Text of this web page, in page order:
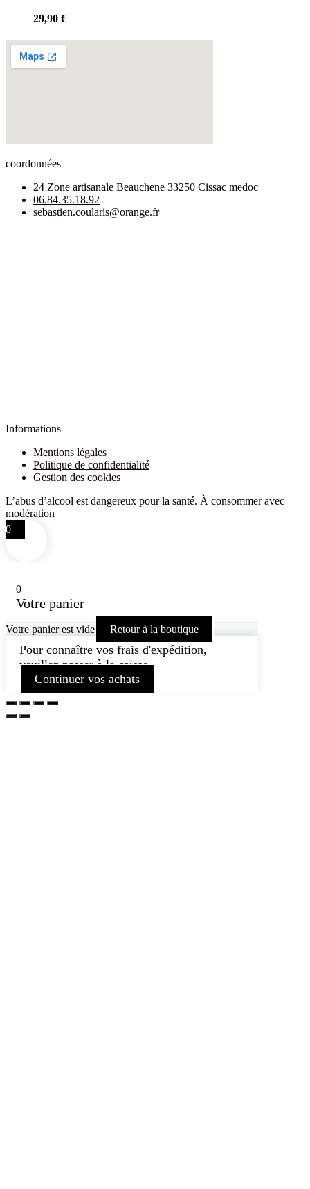
29,90 €
coordonnées
24 Zone artisanale Beauchene 33250 Cissac medoc
06.84.35.18.92
sebastien.coularis@orange.fr
Informations
Mentions légales
Politique de confidentialité
Gestion des cookies
L’abus d’alcool est dangereux pour la santé. À consommer avec
modération
0
0
Votre panier
Votre panier est vide Retour à la boutique
Pour connaître vos frais d'expédition,
veuillez passer à la caisse.
Continuer vos achats